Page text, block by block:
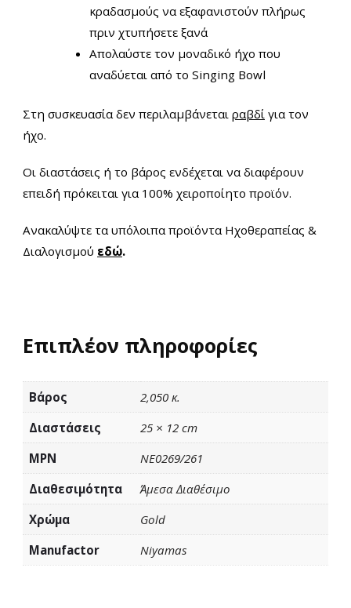
κραδασμούς να εξαφανιστούν πλήρως
πριν χτυπήσετε ξανά
Απολαύστε τον μοναδικό ήχο που
αναδύεται από το Singing Bowl
Στη συσκευασία δεν περιλαμβάνεται ραβδί για τον
ήχο.
Οι διαστάσεις ή το βάρος ενδέχεται να διαφέρουν
επειδή πρόκειται για 100% χειροποίητο προϊόν.
Ανακαλύψτε τα υπόλοιπα προϊόντα Ηχοθεραπείας &
Διαλογισμού εδώ.
Επιπλέον πληροφορίες
Βάρος
2,050 κ.
Διαστάσεις
25 × 12 cm
MPN
NE0269/261
Διαθεσιμότητα
Άμεσα Διαθέσιμο
Χρώμα
Gold
Manufactor
Niyamas